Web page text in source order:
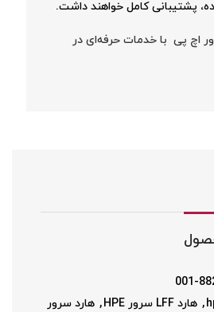
پشتیبانی کامل خواهند داشت.
اچ پی با خدمات حرفه‌ای در
, هارد LFF سرور HPE , هارد سرور